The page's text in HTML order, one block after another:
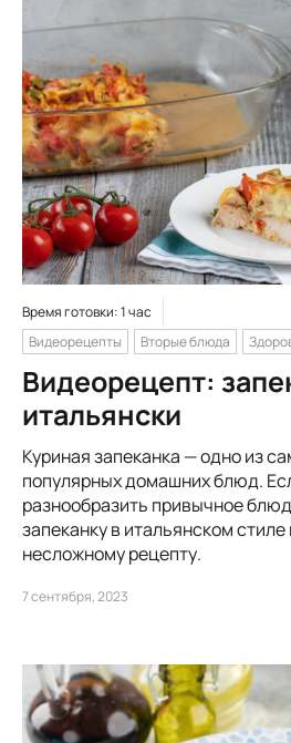
Время готовки: 1 час
Видеорецепты
Вторые блюда
Видеорецепт:
итальянски
Куриная запеканка — одно из
популярных домашних блюд.
разнообразить привычное
запеканку в итальянском
несложному рецепту.
7 сентября, 2023